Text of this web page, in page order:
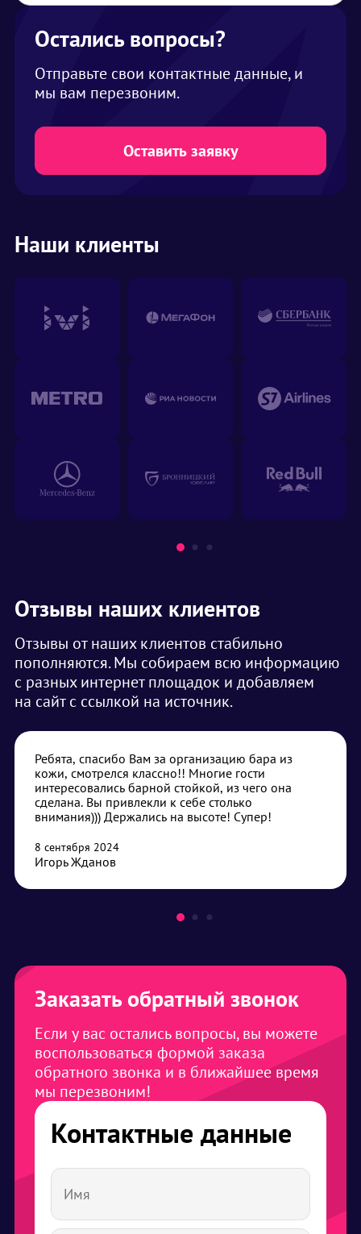
также можно использовать отдельные
секции
Остались вопросы?
Отправьте свои контактные данные, и
мы вам перезвоним.
Оставить заявку
Наши клиенты
Отзывы наших клиентов
Отзывы от наших клиентов стабильно
пополняются. Мы собираем всю информацию
с разных интернет площадок и добавляем
на сайт с ссылкой на источник.
Ребята, спасибо Вам за организацию бара из
кожи, смотрелся классно!! Многие гости
интересовались барной стойкой, из чего она
сделана. Вы привлекли к себе столько
внимания))) Держались на высоте! Супер!
8 сентября 2024
Игорь Жданов
Заказать обратный звонок
Если у вас остались вопросы, вы можете
воспользоваться формой заказа
обратного звонка и в ближайшее время
мы перезвоним!
Контактные данные